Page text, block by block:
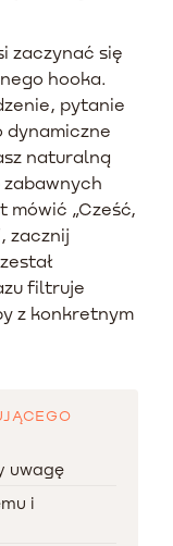
zaczynać się
hooka.
pytanie
dynamiczne
naturalną
zabawnych
mówić „Cześć,
zacznij
filtruje
z konkretnym
uwagę
i